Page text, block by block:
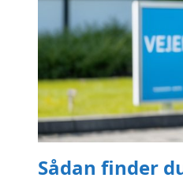
Sådan finder